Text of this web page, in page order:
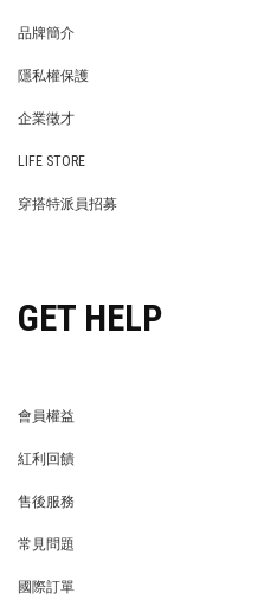
品牌簡介
隱私權保護
企業徵才
LIFE STORE
穿搭特派員招募
GET HELP
會員權益
紅利回饋
售後服務
常見問題
國際訂單